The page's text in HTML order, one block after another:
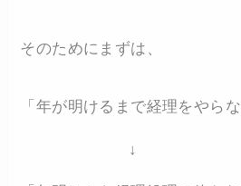
そのためにまずは、
「年が明けるまで経理をやらな
↓